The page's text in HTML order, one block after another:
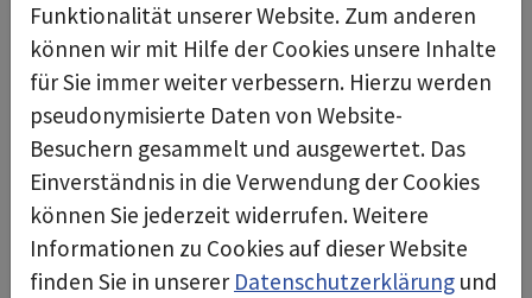
Abrollbehälter Einsatzstellenhygiene /
Dekon P
Funktionalität unserer Website. Zum anderen
können wir mit Hilfe der Cookies unsere Inhalte
für Sie immer weiter verbessern. Hierzu werden
pseudonymisierte Daten von Website-
Besuchern gesammelt und ausgewertet. Das
Einverständnis in die Verwendung der Cookies
können Sie jederzeit widerrufen. Weitere
Informationen zu Cookies auf dieser Website
finden Sie in unserer Datenschutzerklärung und